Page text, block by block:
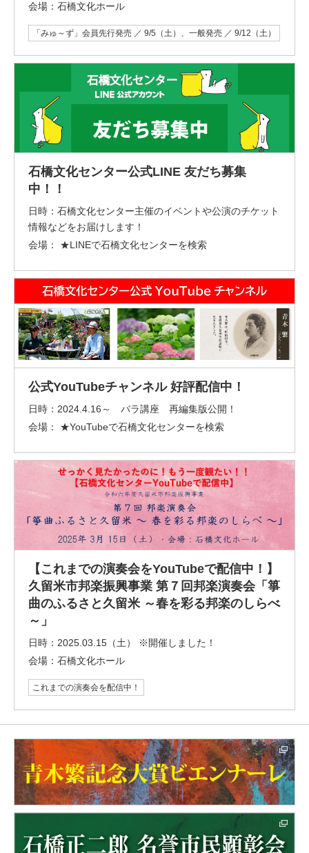
会場： 石橋文化ホール
「みゅ～ず」会員先行発売 ／ 9/5（土）、一般発売 ／ 9/12（土）
石橋文化センター公式LINE 友だち募集
中！！
日時： 石橋文化センター主催のイベントや公演のチケット
情報などをお届けします！
会場：
★LINEで石橋文化センターを検索
公式YouTubeチャンネル 好評配信中！
日時： 2024.4.16～ バラ講座 再編集版公開！
会場：
★YouTubeで石橋文化センターを検索
【これまでの演奏会をYouTubeで配信中！】
久留米市邦楽振興事業 第７回邦楽演奏会「箏
曲のふるさと久留米 ～春を彩る邦楽のしらべ
～」
日時： 2025.03.15（土） ※開催しました！
会場： 石橋文化ホール
これまでの演奏会を配信中！